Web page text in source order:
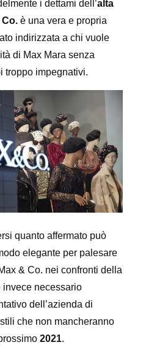
i dettami dell’alta
Co. è una vera e propria
indirizzata a chi vuole
di Max Mara senza
troppo impegnativi.
quanto affermato può
elegante per palesare
& Co. nei confronti della
invece necessario
dell’azienda di
che non mancheranno
2021.